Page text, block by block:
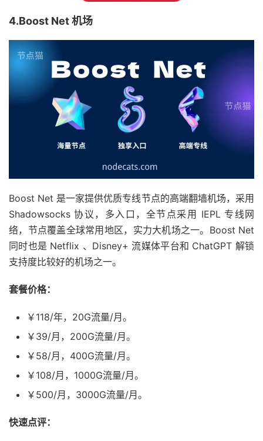
4.Boost Net 机场
Boost Net 是一家提供优质专线节点的高端翻墙机场，采用
Shadowsocks 协议，多入口，全节点采用 IEPL 专线网
络，节点覆盖全球常用地区，实力大机场之一。Boost Net
同时也是 Netflix 、Disney+ 流媒体平台和 ChatGPT 解锁
支持度比较好的机场之一。
套餐价格：
￥118/年，20G流量/月。
￥39/月，200G流量/月。
￥58/月，400G流量/月。
￥108/月，1000G流量/月。
￥500/月，3000G流量/月。
快速点评：